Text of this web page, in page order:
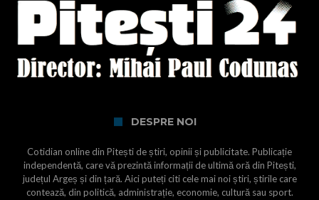
DESPRE NOI
Cotidian online din Pitești de știri, opinii și publicitate. Publicație
independentă, care vă prezintă informații de ultimă oră din Pitești,
județul Argeș și din țară. Aici puteți citi cele mai noi știri, știrile care
contează, din politică, administrație, economie, cultură sau sport.